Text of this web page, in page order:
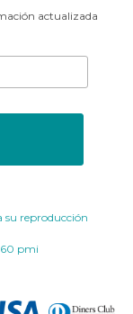
actualizada
reproducción
pmi